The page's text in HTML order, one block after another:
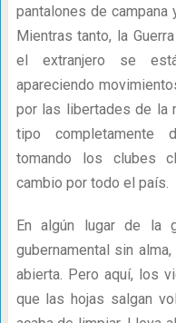
pantalones de
Mientras tanto, la
el extranjero se
apareciendo
por las libertades de la
tipo completamente
tomando los clubes
cambio por todo el país.
En algún lugar de la
gubernamental sin
abierta. Pero aquí, los
que las hojas salgan